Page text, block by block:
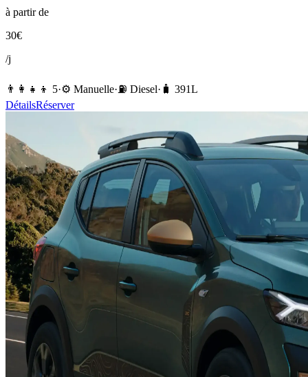
à partir de
30€
/j
👨‍👩‍👧‍👦 5·⚙️ Manuelle·⛽️ Diesel· 🧳 391L
DétailsRéserver